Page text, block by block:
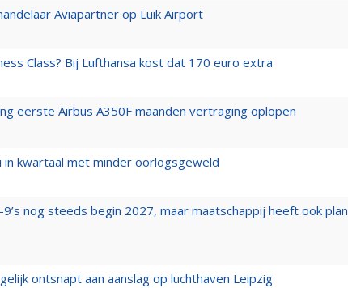
Aviapartner op Luik Airport
Class? Bij Lufthansa kost dat 170 euro extra
eerste Airbus A350F maanden vertraging oplopen
in kwartaal met minder oorlogsgeweld
nog steeds begin 2027, maar maatschappij heeft ook plan
ontsnapt aan aanslag op luchthaven Leipzig